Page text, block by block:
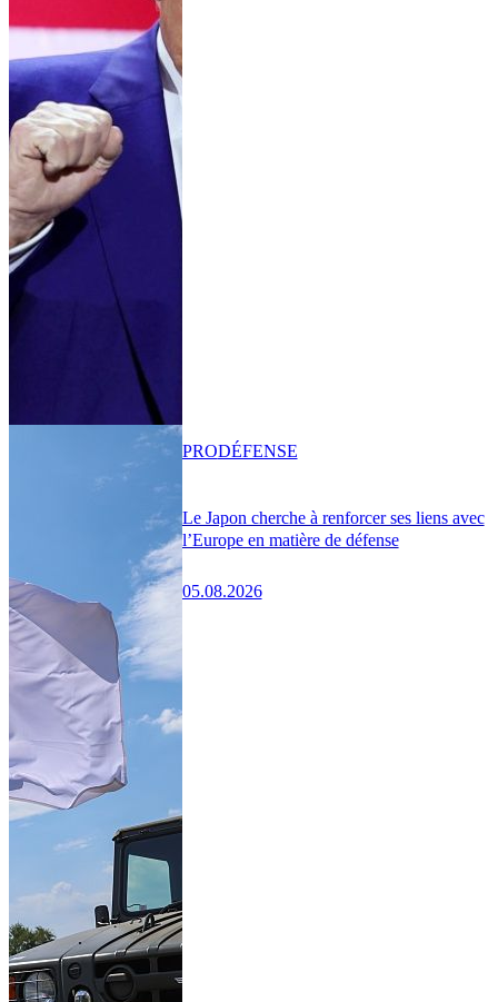
Le Japon cherche à renforcer ses liens avec
l’Europe en matière de défense
05.08.2026
PRODÉFENSE